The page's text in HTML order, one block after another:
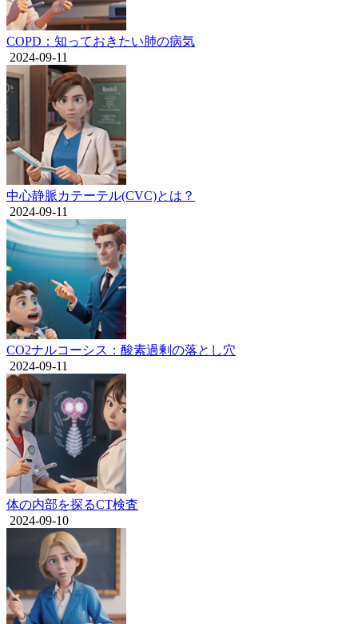
COPD：知っておきたい肺の病気
2024-09-11
中心静脈カテーテル(CVC)とは？
2024-09-11
CO2ナルコーシス：酸素過剰の落とし穴
2024-09-11
体の内部を探るCT検査
2024-09-10